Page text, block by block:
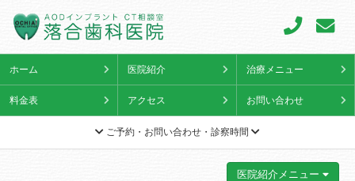
ホーム 医院紹介 治療メニュー
料金表 アクセス お問い合わせ
ご予約・お問い合わせ・診察時間
医院紹介メニュー